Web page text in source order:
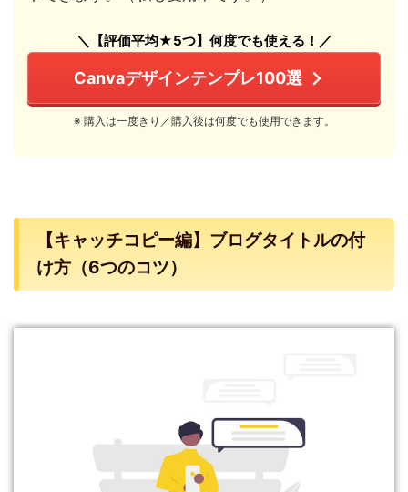
＼【評価平均★5つ】何度でも使える！／
Canvaデザインテンプレ100選
※ 購入は一度きり／購入後は何度でも使用できます。
【キャッチコピー編】ブログタイトルの付
け方（6つのコツ）